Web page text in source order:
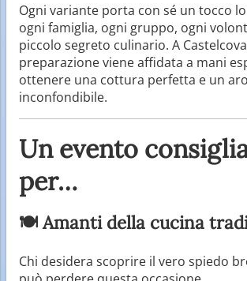
Ogni variante porta con sé un tocco
ogni famiglia, ogni gruppo, ogni
piccolo segreto culinario. A
preparazione viene affidata a mani
ottenere una cottura perfetta e un
inconfondibile.
Un evento
per…
🍽 Amanti della cucina
Chi desidera scoprire il vero spiedo